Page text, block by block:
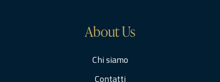
About Us
Chi siamo
Contatti